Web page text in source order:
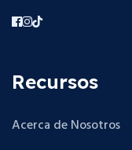
Recursos
Acerca de Nosotros